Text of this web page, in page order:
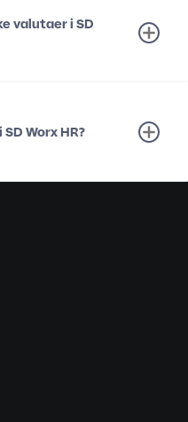
valutaer i SD
Worx HR?